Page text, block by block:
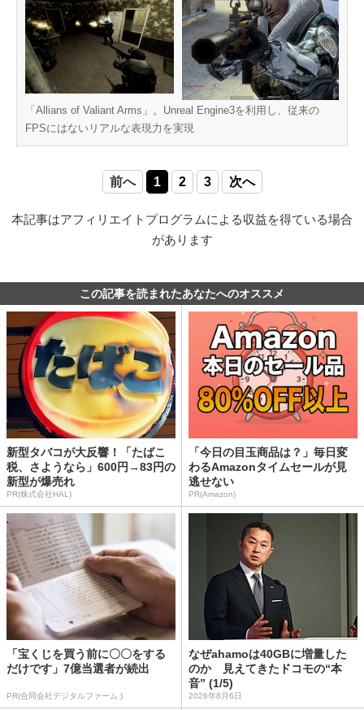
「Allians of Valiant Arms」。Unreal Engine3を利用し、従来の
FPSにはないリアルな表現力を実現
前へ 1 2 3 次へ
本記事はアフィリエイトプログラムによる収益を得ている場合
があります
この記事を読まれたあなたへのオススメ
新型タバコが大反響！「たばこ
税、さようなら」600円→83円の
新型が爆売れ
PR(株式会社HAL)
「今日の目玉商品は？」毎日変
わるAmazonタイムセールが見
逃せない
PR(Amazon)
「宝くじを買う前に〇〇をする
だけです」7億当選者が続出
PR(合同会社デジタルファーム )
なぜahamoは40GBに増量した
のか 見えてきたドコモの“本
音” (1/5)
2026年8月6日